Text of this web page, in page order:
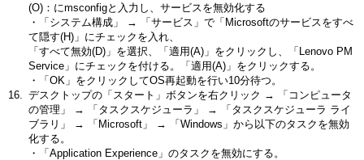
(O)：にmsconfigと入力し、サービスを無効化する
・「システム構成」 → 「サービス」で「Microsoftのサービスをすべ
て隠す(H)」にチェックを入れ、
「すべて無効(D)」を選択、「適用(A)」をクリックし、「Lenovo PM
Service」にチェックを付ける。「適用(A)」をクリックする。
・「OK」をクリックしてOS再起動を行い10分待つ。
デスクトップの「スタート」ボタンを右クリック → 「コンピュータ
の管理」 → 「タスクスケジューラ」 → 「タスクスケジューラ ライ
ブラリ」 → 「Microsoft」 → 「Windows」から以下のタスクを無効
化する。
・「Application Experience」のタスクを無効にする。